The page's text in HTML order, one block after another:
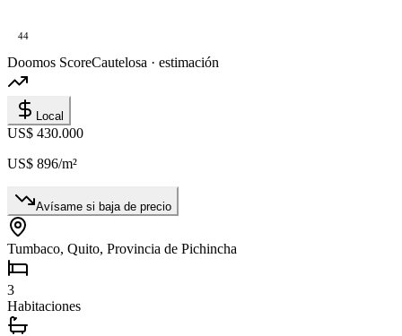
44
Doomos ScoreCautelosa · estimación
Local
US$ 430.000
US$ 896/m²
Avísame si baja de precio
Tumbaco, Quito, Provincia de Pichincha
3
Habitaciones